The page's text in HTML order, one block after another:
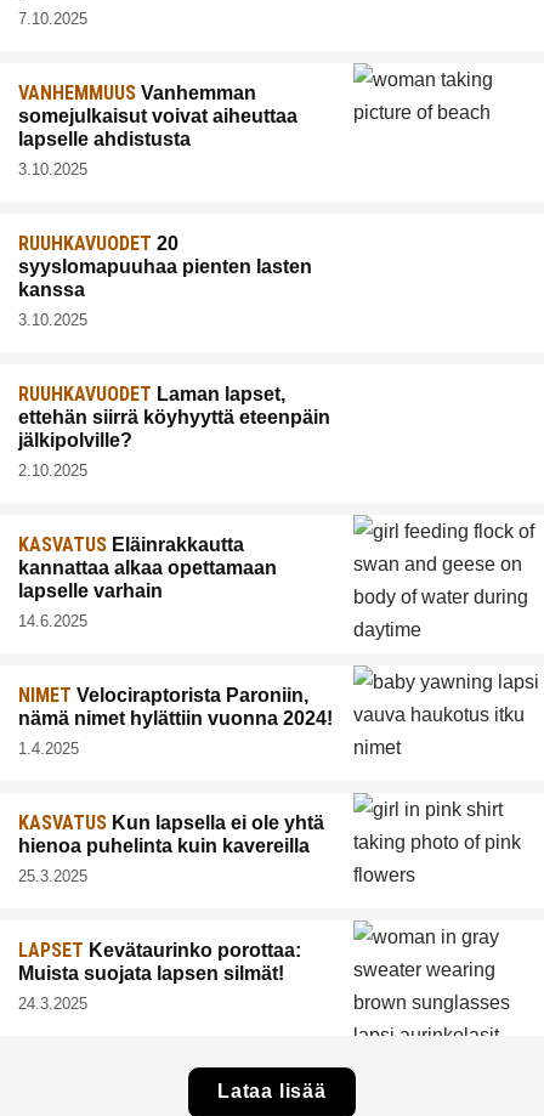
7.10.2025
VANHEMMUUS Vanhemman
somejulkaisut voivat aiheuttaa
lapselle ahdistusta
3.10.2025
RUUHKAVUODET 20
syyslomapuuhaa pienten lasten
kanssa
3.10.2025
RUUHKAVUODET Laman lapset,
ettehän siirrä köyhyyttä eteenpäin
jälkipolville?
2.10.2025
KASVATUS Eläinrakkautta
kannattaa alkaa opettamaan
lapselle varhain
14.6.2025
NIMET Velociraptorista Paroniin,
nämä nimet hylättiin vuonna 2024!
1.4.2025
KASVATUS Kun lapsella ei ole yhtä
hienoa puhelinta kuin kavereilla
25.3.2025
LAPSET Kevätaurinko porottaa:
Muista suojata lapsen silmät!
24.3.2025
Lataa lisää